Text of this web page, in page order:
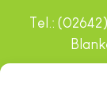
Tel.: